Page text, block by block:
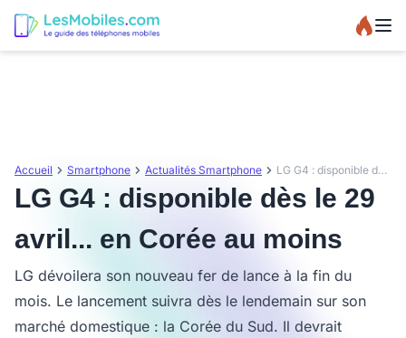
Accueil Smartphone Actualités Smartphone LG G4 : disponible dès le 29 avril... en Corée au moins
LG G4 : disponible dès le 29
avril... en Corée au moins
LG dévoilera son nouveau fer de lance à la fin du
mois. Le lancement suivra dès le lendemain sur son
marché domestique : la Corée du Sud. Il devrait